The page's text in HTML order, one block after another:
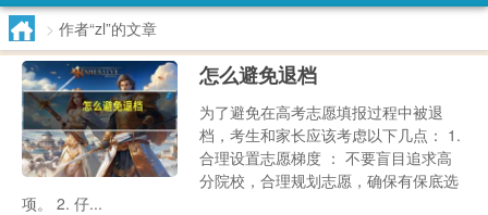
> 作者“zl”的文章
怎么避免退档
为了避免在高考志愿填报过程中被退
档，考生和家长应该考虑以下几点： 1.
合理设置志愿梯度 ： 不要盲目追求高
分院校，合理规划志愿，确保有保底选
项。 2. 仔...